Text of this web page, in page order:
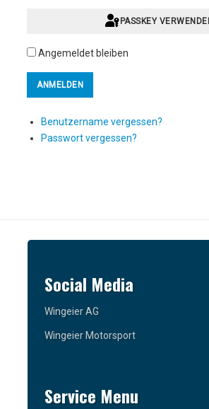
PASSKEY
Angemeldet bleiben
Benutzername vergessen?
Passwort vergessen?
Social Media
Wingeier AG
Wingeier Motorsport
Service Menu